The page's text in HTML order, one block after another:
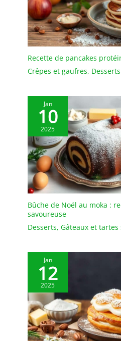
Recette de pancakes
Crêpes et gaufres, Desserts
Jan
10
2025
Bûche de Noël au moka :
savoureuse
Desserts, Gâteaux et tartes
Jan
12
2025